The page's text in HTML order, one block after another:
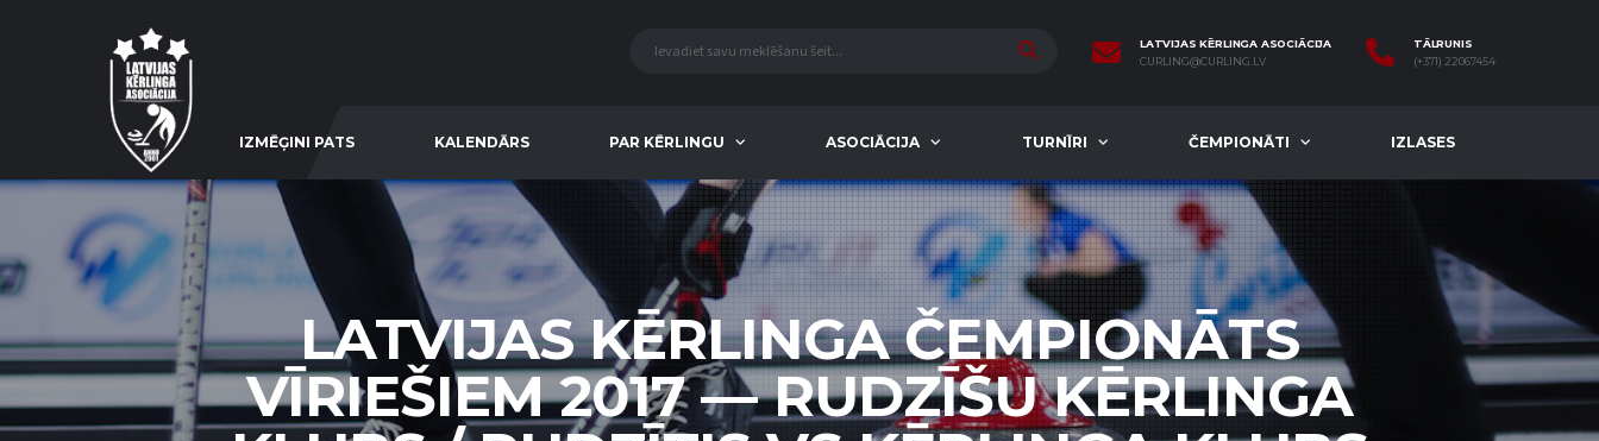
LATVIJAS KĒRLINGA ASOCIĀCIJA
CURLING@CURLING.LV
TĀLRUNIS
(+371) 22067454
IZMĒĢINI PATS KALENDĀRS PAR KĒRLINGU ASOCIĀCIJA TURNĪRI ČEMPIONĀTI IZLASES
LATVIJAS KĒRLINGA ČEMPIONĀTS
VĪRIEŠIEM 2017 — RUDZĪŠU KĒRLINGA